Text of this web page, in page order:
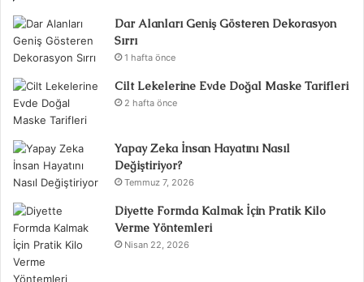
Dar Alanları Geniş Gösteren Dekorasyon
Sırrı
1 hafta önce
Cilt Lekelerine Evde Doğal Maske Tarifleri
2 hafta önce
Yapay Zeka İnsan Hayatını Nasıl
Değiştiriyor?
Temmuz 7, 2026
Diyette Formda Kalmak İçin Pratik Kilo
Verme Yöntemleri
Nisan 22, 2026